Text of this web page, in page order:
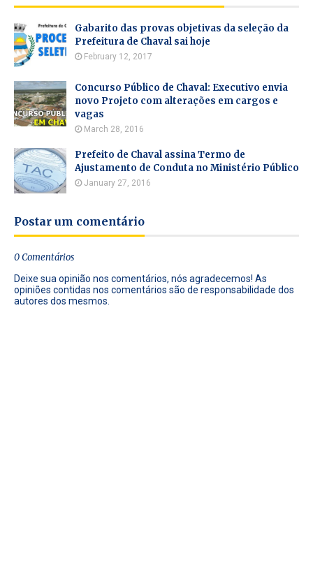
Gabarito das provas objetivas da seleção da
Prefeitura de Chaval sai hoje
February 12, 2017
Concurso Público de Chaval: Executivo envia
novo Projeto com alterações em cargos e
vagas
March 28, 2016
Prefeito de Chaval assina Termo de
Ajustamento de Conduta no Ministério Público
January 27, 2016
Postar um comentário
0 Comentários
Deixe sua opinião nos comentários, nós agradecemos! As
opiniões contidas nos comentários são de responsabilidade dos
autores dos mesmos.